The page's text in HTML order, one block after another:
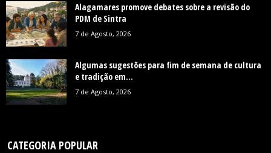
Alagamares promove debates sobre a revisão do
PDM de Sintra
7 de Agosto, 2026
Algumas sugestões para fim de semana de cultura
e tradição em...
7 de Agosto, 2026
CATEGORIA POPULAR